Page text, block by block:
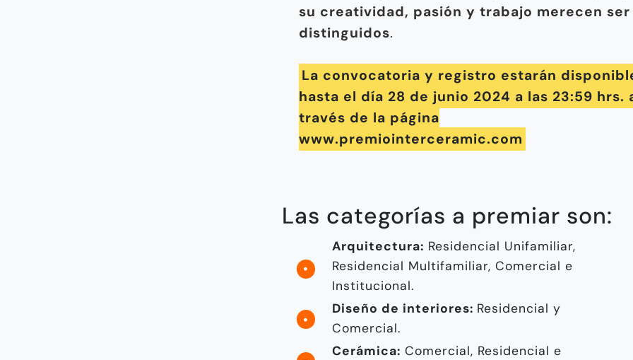
su creatividad, pasión y trabajo merecen ser
distinguidos.
La convocatoria y registro estarán
hasta el día 28 de junio 2024 a las 23:59 hrs.
través de la página
www.premiointerceramic.com
Las categorías a premiar son:
Arquitectura: Residencial Unifamiliar,
Residencial Multifamiliar, Comercial e
Institucional.
Diseño de interiores: Residencial y
Comercial.
Cerámica: Comercial, Residencial e